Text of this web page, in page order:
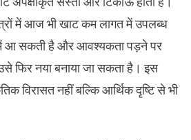
में आज भी खाट कम लागत में उपलब्ध
में आ सकती है और आवश्यकता पड़ने पर
फिर नया बनाया जा सकता है। इस
विरासत नहीं बल्कि आर्थिक दृष्टि से भी